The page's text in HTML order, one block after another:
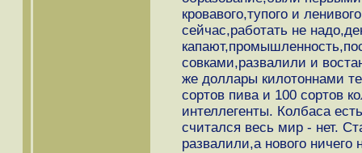
кровавого,тупого и
сейчас,работать не
совками,развалили и
же доллары килотоннами
сортов пива и 100 сортов
интеллегенты. Колбаса
считался весь мир - нет.
развалили,а нового ничего